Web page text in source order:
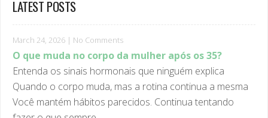
O que muda no corpo da mulher após os 35?
Entenda os sinais hormonais que ninguém explica
Quando o corpo muda, mas a rotina continua a mesma
Você mantém hábitos parecidos. Continua tentando
fazer o que sempre ...